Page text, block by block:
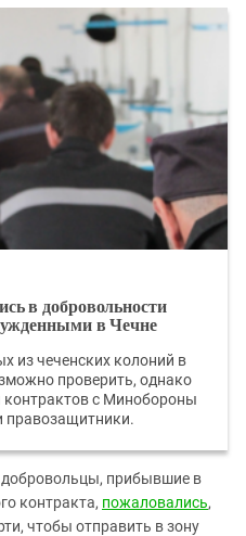
в добровольности
в Чечне
из чеченских колоний в
проверить, однако
контрактов с Минобороны
правозащитники.
прибывшие в
контракта, пожаловались,
чтобы отправить в зону